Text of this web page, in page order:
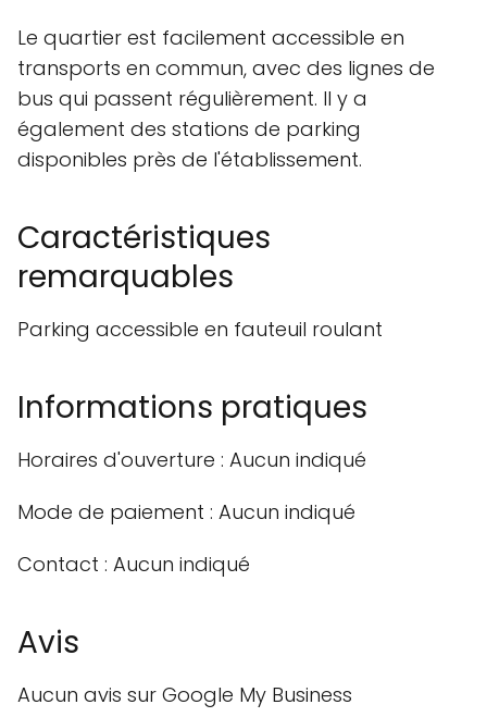
Le quartier est facilement accessible en
transports en commun, avec des lignes de
bus qui passent régulièrement. Il y a
également des stations de parking
disponibles près de l'établissement.
Caractéristiques
remarquables
Parking accessible en fauteuil roulant
Informations pratiques
Horaires d'ouverture : Aucun indiqué
Mode de paiement : Aucun indiqué
Contact : Aucun indiqué
Avis
Aucun avis sur Google My Business